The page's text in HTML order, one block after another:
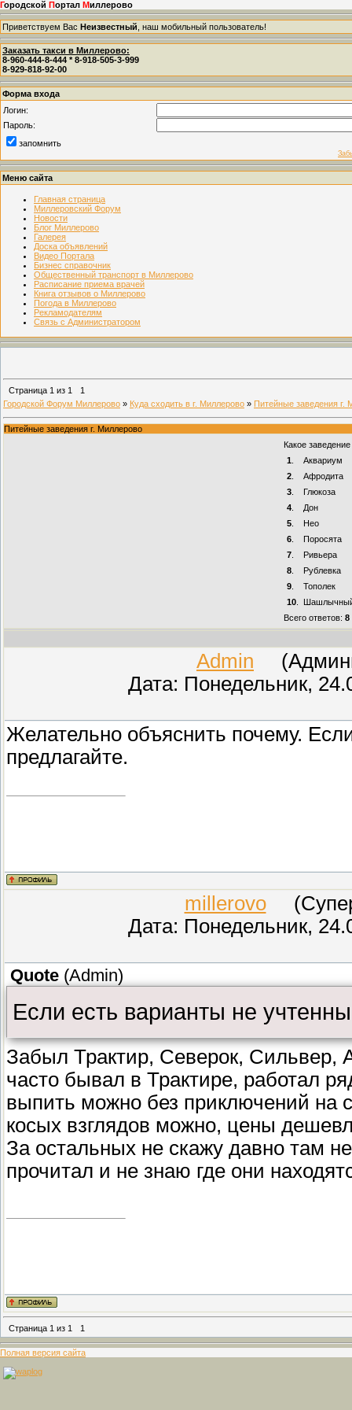
Городской Портал Миллерово
Приветствуем Вас Неизвестный , наш мобильный пользователь!
Заказать такси в Миллерово:
8-960-444-8-444 * 8-918-505-3-999
8-929-818-92-00
Форма входа
Логин:
Пароль:
запомнить
Меню сайта
Главная страница
Миллеровский Форум
Новости
Блог Миллерово
Галерея
Доска объявлений
Видео Портала
Бизнес справочник
Общественный транспорт в Миллерово
Расписание приема врачей
Книга отзывов о Миллерово
Погода в Миллерово
Рекламодателям
Связь с Администратором
Страница 1 из 1
1
Городской Форум Миллерово » Куда сходить в г. Миллерово » Питейные заведения г.
Питейные заведения г. Миллерово
Какое
1
Аквариум
2
Афродита
3
Глюкоза
4
Дон
5
Нео
6
Поросята
7
Ривьера
8
Рублевка
9
Тополек
10
Всего ответов: 8
Admin
Дата: Понедельник,
Желательно объяснить почему.
предлагайте.
millerovo
Дата: Понедельник,
Quote (Admin)
Если есть варианты не
Забыл Трактир, Северок, Сильвер,
часто бывал в Трактире, работал
выпить можно без приключений на
косых взглядов можно, цены
За остальных не скажу давно там
прочитал и не знаю где они
Страница 1 из 1 1
Полная версия сайта